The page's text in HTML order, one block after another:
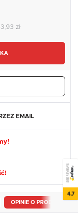
zł
EMAIL
OPINIE O PRODUKCIE
SEE REVIEWS
4.7